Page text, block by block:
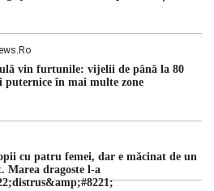
vin furtunile: vijelii de până la 80
puternice în mai multe zone
cu patru femei, dar e măcinat de un
Marea dragoste l-a